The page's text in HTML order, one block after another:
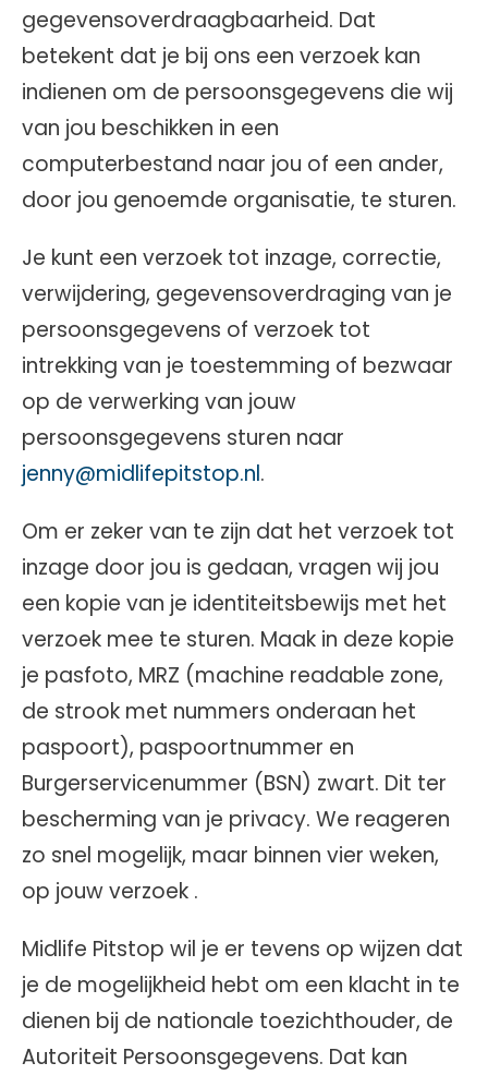
gegevensoverdraagbaarheid. Dat
betekent dat je bij ons een verzoek kan
indienen om de persoonsgegevens die wij
van jou beschikken in een
computerbestand naar jou of een ander,
door jou genoemde organisatie, te sturen.
Je kunt een verzoek tot inzage, correctie,
verwijdering, gegevensoverdraging van je
persoonsgegevens of verzoek tot
intrekking van je toestemming of bezwaar
op de verwerking van jouw
persoonsgegevens sturen naar
jenny@midlifepitstop.nl.
Om er zeker van te zijn dat het verzoek tot
inzage door jou is gedaan, vragen wij jou
een kopie van je identiteitsbewijs met het
verzoek mee te sturen. Maak in deze kopie
je pasfoto, MRZ (machine readable zone,
de strook met nummers onderaan het
paspoort), paspoortnummer en
Burgerservicenummer (BSN) zwart. Dit ter
bescherming van je privacy. We reageren
zo snel mogelijk, maar binnen vier weken,
op jouw verzoek .
Midlife Pitstop wil je er tevens op wijzen dat
je de mogelijkheid hebt om een klacht in te
dienen bij de nationale toezichthouder, de
Autoriteit Persoonsgegevens. Dat kan